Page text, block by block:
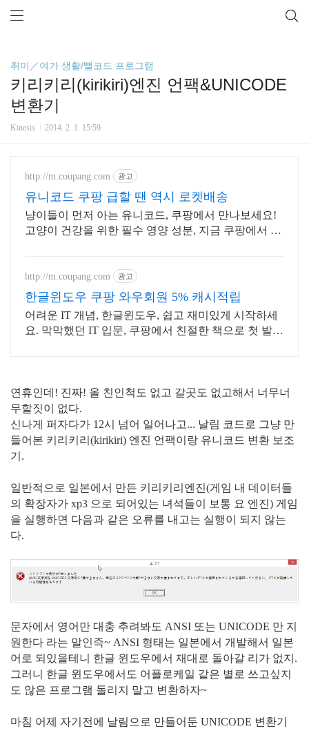
취미／여가 생활/뻘코드 프로그램
키리키리(kirikiri)엔진 언팩&UNICODE
변환기
Kinesis 2014. 2. 1. 15:59
http://m.coupang.com 광고
유니코드 쿠팡 급할 땐 역시 로켓배송
냥이들이 먼저 아는 유니코드, 쿠팡에서 만나보세요!
고양이 건강을 위한 필수 영양 성분, 지금 쿠팡에서 확
http://m.coupang.com 광고
한글윈도우 쿠팡 와우회원 5% 캐시적립
어려운 IT 개념, 한글윈도우, 쉽고 재미있게 시작하세
요. 막막했던 IT 입문, 쿠팡에서 친절한 책으로 첫 발을
연휴인데! 진짜! 올 친인척도 없고 갈곳도 없고해서 너무너
무할짓이 없다.
신나게 퍼자다가 12시 넘어 일어나고... 날림 코드로 그냥 만
들어본 키리키리(kirikiri) 엔진 언팩이랑 유니코드 변환 보조
기.
일반적으로 일본에서 만든 키리키리엔진(게임 내 데이터들
의 확장자가 xp3 으로 되어있는 녀석들이 보통 요 엔진) 게임
을 실행하면 다음과 같은 오류를 내고는 실행이 되지 않는
다.
문자에서 영어만 대충 추려봐도 ANSI 또는 UNICODE 만 지
원한다 라는 말인즉~ ANSI 형태는 일본에서 개발해서 일본
어로 되있을테니 한글 윈도우에서 재대로 돌아갈 리가 없지.
그러니 한글 윈도우에서도 어플로케일 같은 별로 쓰고싶지
도 않은 프로그램 돌리지 말고 변환하자~
마침 어제 자기전에 날림으로 만들어둔 UNICODE 변환기